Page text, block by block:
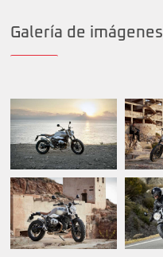
Galería de imágenes